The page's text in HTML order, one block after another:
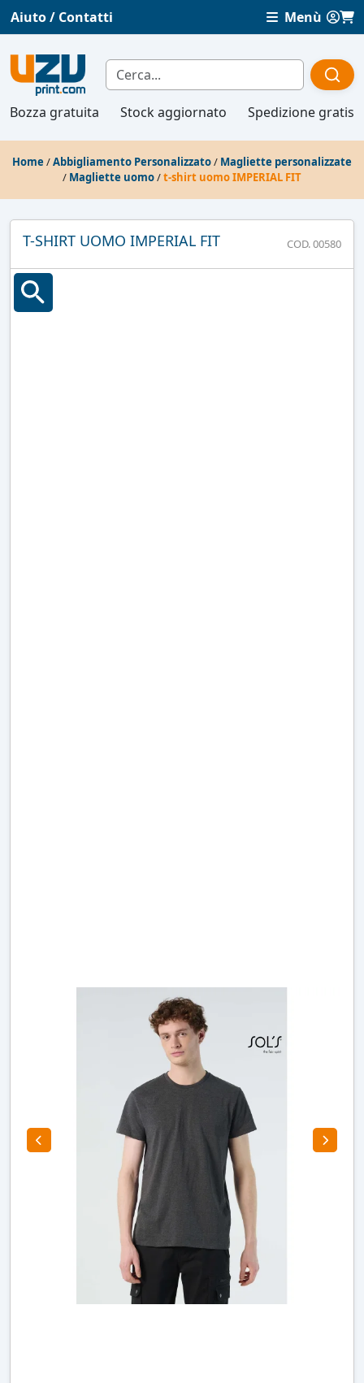
Aiuto / Contatti Menù
Bozza gratuita Stock aggiornato Spedizione gratis
Home /Abbigliamento Personalizzato/ Magliette personalizzate
/ Magliette uomo/t-shirt uomo IMPERIAL FIT
T-SHIRT UOMO IMPERIAL FIT COD. 00580